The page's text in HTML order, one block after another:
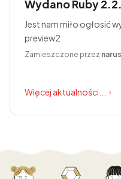
Wydano Ruby
Jest nam miło ogłosić
preview2.
Zamieszczone przez
Więcej aktualności...